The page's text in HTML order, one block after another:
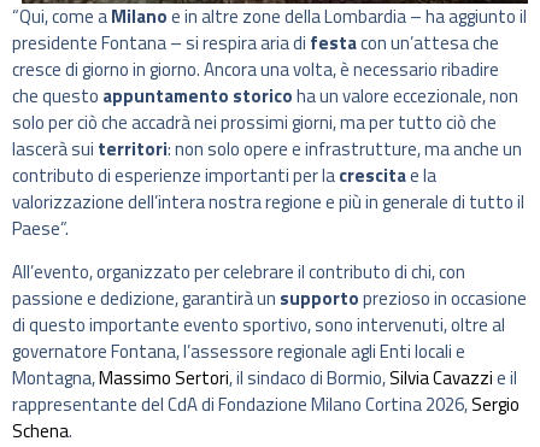
“Qui, come aMilanoe in altre zone della Lombardia – ha aggiunto il
presidente Fontana – si respira aria di festacon un’attesa che
cresce di giorno in giorno. Ancora una volta, è necessario ribadire
che questo appuntamento storicoha un valore eccezionale, non
solo per ciò che accadrà nei prossimi giorni, ma per tutto ciò che
lascerà sui territori: non solo opere e infrastrutture, ma anche un
contributo di esperienze importanti per lacrescitae la
valorizzazione dell’intera nostra regione e più in generale di tutto il
Paese”.
All’evento, organizzato per celebrare il contributo di chi, con
passione e dedizione, garantirà un supportoprezioso in occasione
di questo importante evento sportivo, sono intervenuti, oltre al
governatore Fontana, l’assessore regionale agli Enti locali e
Montagna,Massimo Sertori, il sindaco di Bormio,Silvia Cavazzie il
rappresentante del CdA di Fondazione Milano Cortina 2026,Sergio
Schena.